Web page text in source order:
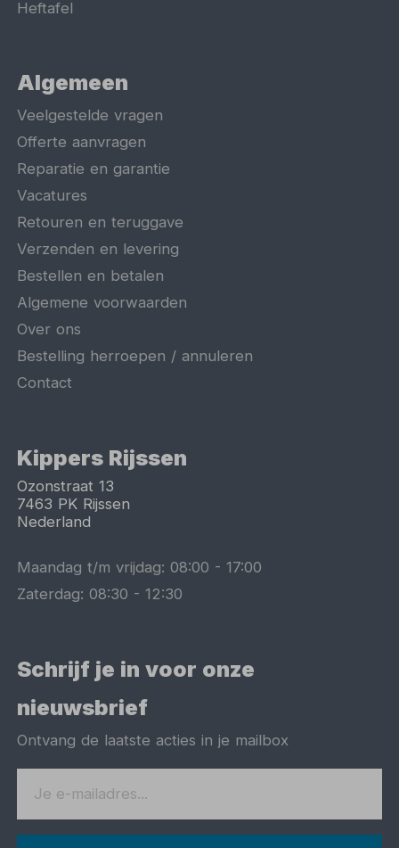
Heftafel
Algemeen
Veelgestelde vragen
Offerte aanvragen
Reparatie en garantie
Vacatures
Retouren en teruggave
Verzenden en levering
Bestellen en betalen
Algemene voorwaarden
Over ons
Bestelling herroepen / annuleren
Contact
Kippers Rijssen
Ozonstraat 13
7463 PK Rijssen
Nederland
Maandag t/m vrijdag:08:00 -17:00
Zaterdag:08:30 -12:30
Schrijf je in voor onze
nieuwsbrief
Ontvang de laatste acties in je mailbox